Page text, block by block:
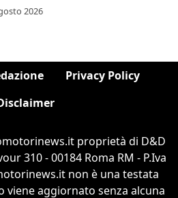
2026
Privacy Policy
proprietà di D&D
310 - 00184 Roma RM - P.Iva
non è una testata
viene aggiornato senza alcuna